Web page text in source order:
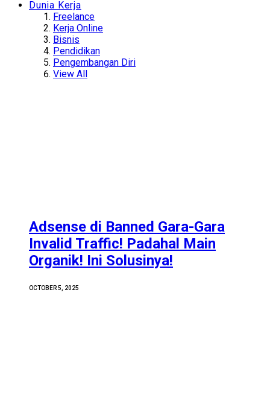
Dunia Kerja
Freelance
Kerja Online
Bisnis
Pendidikan
Pengembangan Diri
View All
Adsense di Banned Gara-Gara
Invalid Traffic! Padahal Main
Organik! Ini Solusinya!
OCTOBER 5, 2025